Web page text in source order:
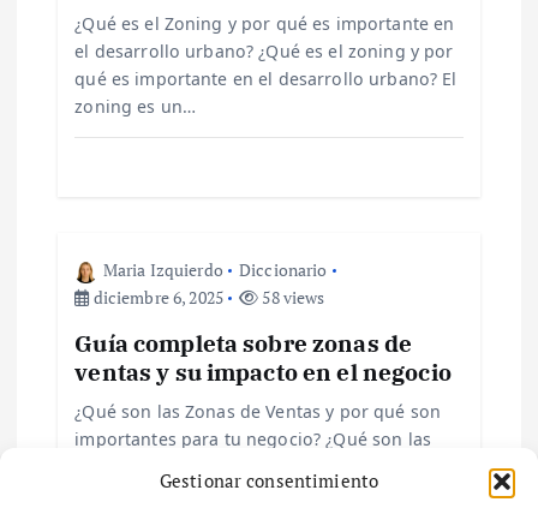
Gestionar consentimiento
¿Qué es el Zoning y por qué es importante en
el desarrollo urbano? ¿Qué es el zoning y por
qué es importante en el desarrollo urbano? El
zoning es un…
Maria Izquierdo
Diccionario
diciembre 6, 2025
58 views
Guía completa sobre zonas de
ventas y su impacto en el negocio
¿Qué son las Zonas de Ventas y por qué son
importantes para tu negocio? ¿Qué son las
para tu negocio? Las zonas…